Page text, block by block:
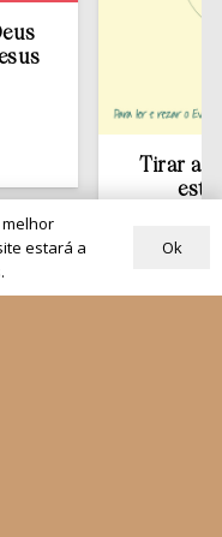
Tirar a Bíblia
estante
estará a
Ok